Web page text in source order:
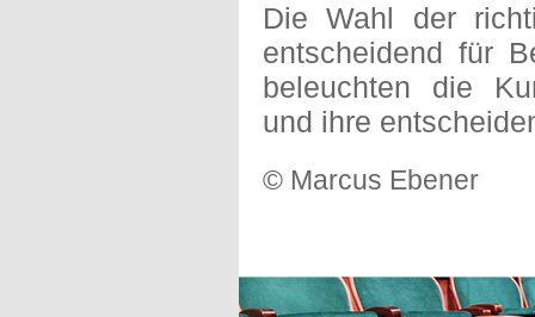
Die Wahl der
entscheidend für
beleuchten die
und ihre
© Marcus Ebener